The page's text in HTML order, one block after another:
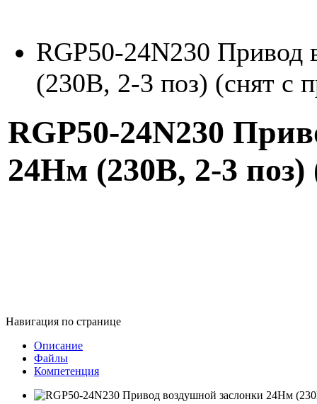
RGP50-24N230 Привод
(230В, 2-3 поз) (снят с
RGP50-24N230
24Нм (230В, 2-3 поз)
Навигация по странице
Описание
Файлы
Компетенция